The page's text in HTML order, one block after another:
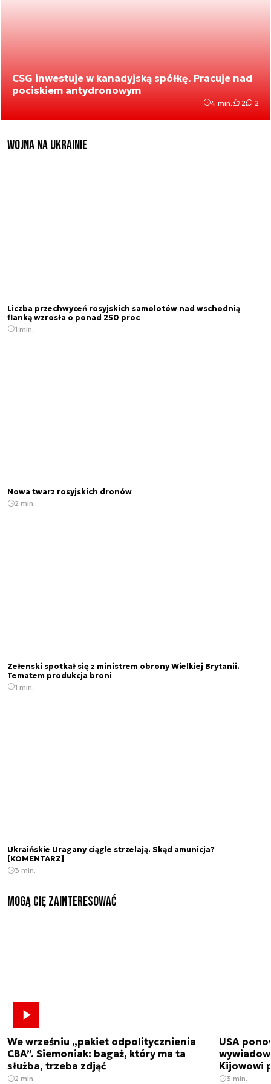
CSG inwestuje w kanadyjską spółkę. Pracuje nad
pociskiem antydronowym
4 min. 2 2
Wojna na Ukrainie
Liczba przechwyceń rosyjskich samolotów nad wschodnią
flanką wzrosła o ponad 250 proc
1 min.
Nowa twarz rosyjskich dronów
2 min.
Zełenski spotkał się z ministrem obrony Wielkiej Brytanii.
Tematem produkcja broni
1 min.
Ukraińskie Uragany ciągle strzelają. Skąd amunicja?
[KOMENTARZ]
3 min.
Mogą Cię zainteresować
We wrześniu „pakiet odpolitycznienia
CBA”. Siemoniak: bagaż, który ma ta
służba, trzeba zdjąć
2 min.
USA
Kijowowi
3 min.